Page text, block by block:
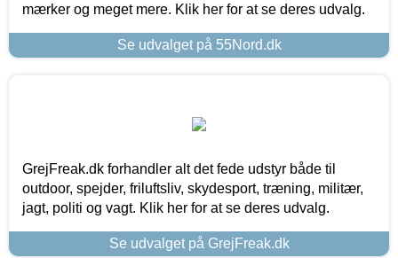
mærker og meget mere. Klik her for at se deres udvalg.
Se udvalget på 55Nord.dk
GrejFreak.dk forhandler alt det fede udstyr både til
outdoor, spejder, friluftsliv, skydesport, træning, militær,
jagt, politi og vagt. Klik her for at se deres udvalg.
Se udvalget på GrejFreak.dk